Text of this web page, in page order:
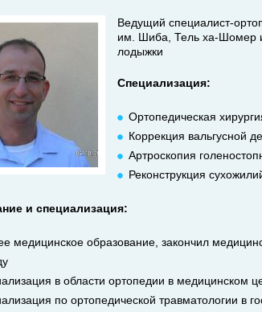
Ведущий специалист-
им. Шиба, Тель ха-Шомер
лодыжки
Специализация:
Ортопедическая
Коррекция вальгусной
Артроскопия
Реконструкция
и специализация:
медицинское образование, закончил
в области ортопедии в
по ортопедической травматологии в